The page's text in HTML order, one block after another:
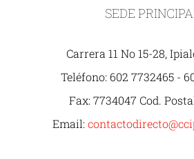
SEDE
Carrera 11 No 15-28,
Teléfono: 602 7732465 -
Fax: 7734047 Cod.
Email: